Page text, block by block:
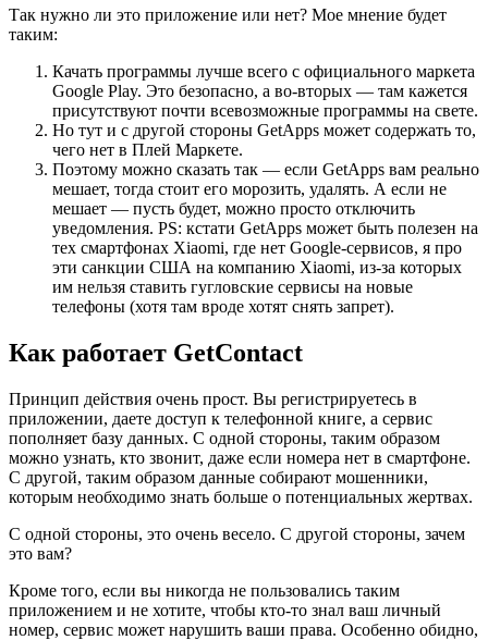
Так нужно ли это приложение или нет? Мое мнение будет
таким:
Качать программы лучше всего с официального маркета
Google Play. Это безопасно, а во-вторых — там кажется
присутствуют почти всевозможные программы на свете.
Но тут и с другой стороны GetApps может содержать то,
чего нет в Плей Маркете.
Поэтому можно сказать так — если GetApps вам реально
мешает, тогда стоит его морозить, удалять. А если не
мешает — пусть будет, можно просто отключить
уведомления. PS: кстати GetApps может быть полезен на
тех смартфонах Xiaomi, где нет Google-сервисов, я про
эти санкции США на компанию Xiaomi, из-за которых
им нельзя ставить гугловские сервисы на новые
телефоны (хотя там вроде хотят снять запрет).
Как работает GetContact
Принцип действия очень прост. Вы регистрируетесь в
приложении, даете доступ к телефонной книге, а сервис
пополняет базу данных. С одной стороны, таким образом
можно узнать, кто звонит, даже если номера нет в смартфоне.
С другой, таким образом данные собирают мошенники,
которым необходимо знать больше о потенциальных жертвах.
С одной стороны, это очень весело. С другой стороны, зачем
это вам?
Кроме того, если вы никогда не пользовались таким
приложением и не хотите, чтобы кто-то знал ваш личный
номер, сервис может нарушить ваши права. Особенно обидно,